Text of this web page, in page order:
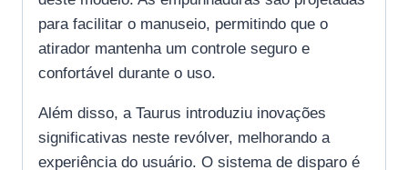
para facilitar o manuseio, permitindo que o
atirador mantenha um controle seguro e
confortável durante o uso.
Além disso, a Taurus introduziu inovações
significativas neste revólver, melhorando a
experiência do usuário. O sistema de disparo é